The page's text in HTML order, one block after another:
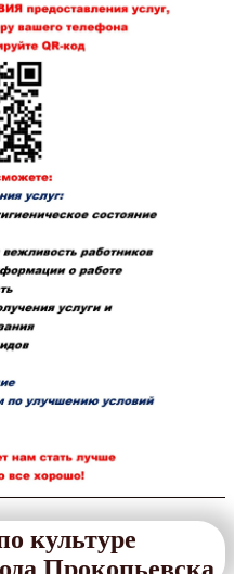
культуре